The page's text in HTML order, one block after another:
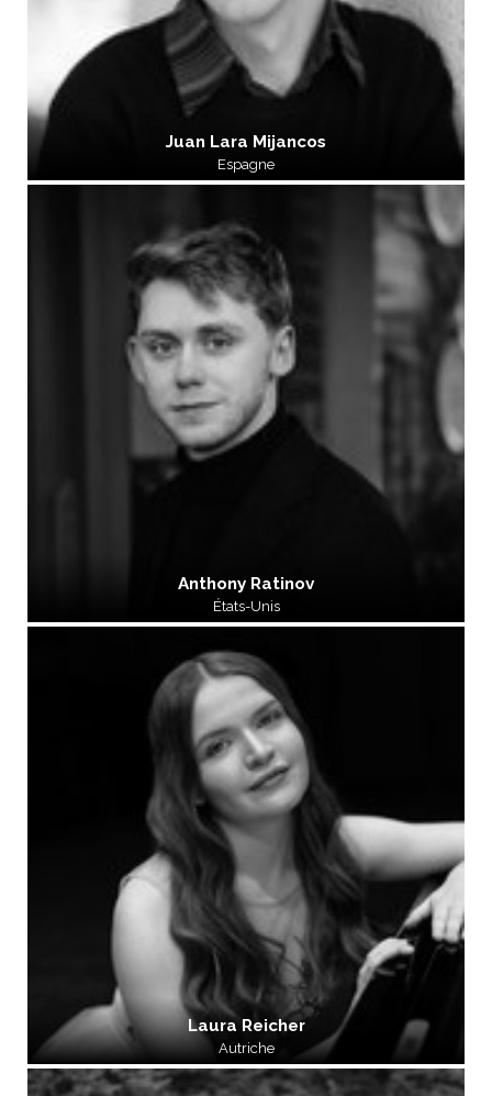
Juan Lara Mijancos
Espagne
Anthony Ratinov
États-Unis
Laura Reicher
Autriche